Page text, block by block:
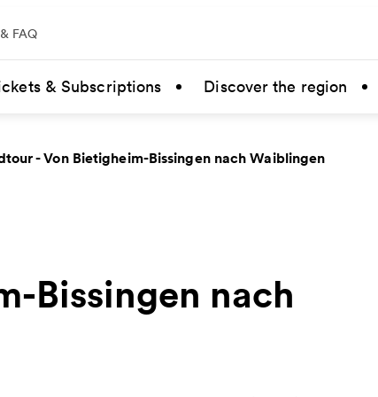
FAQ
& Subscriptions Discover the region
- Von Bietigheim-Bissingen nach Waiblingen
Bissingen nach